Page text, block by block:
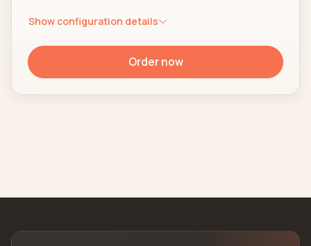
Show configuration details
Order now